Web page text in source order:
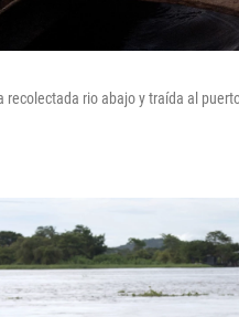
recolectada rio abajo y traída al